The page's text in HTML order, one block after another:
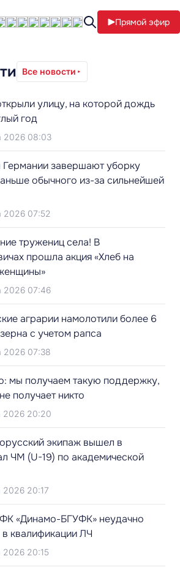
Прямой эфир
Все новости
улицу, на которой дождь
год
2026 08:03
завершают уборку
обычного из-за сильнейшей
2026 07:52
тружениц села! В
прошла акция «Хлеб на
2026 07:46
аграрии намолотили более 6
с учетом рапса
2026 07:38
мы получаем такую поддержку,
получает никто
2026 20:20
экипаж вышел в
ЧМ (U-19) по академической
2026 20:17
«Динамо-БГУФК» неудачно
в квалификации ЛЧ
2026 20:15